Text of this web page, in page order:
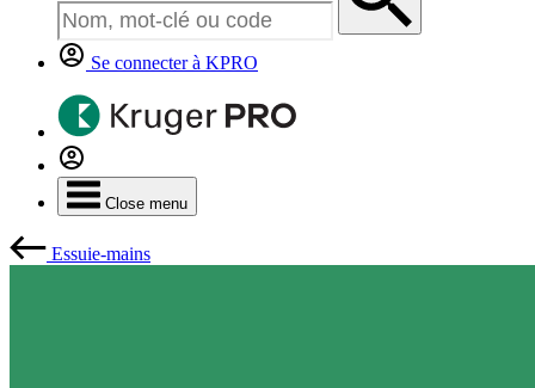
Se connecter à KPRO
Close menu
Essuie-mains